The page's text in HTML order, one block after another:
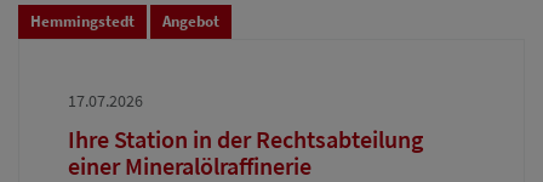
Hemmingstedt Angebot
17.07.2026
Ihre Station in der Rechtsabteilung
einer Mineralölraffinerie